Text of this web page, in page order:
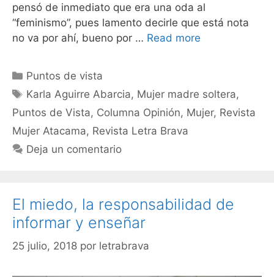
pensó de inmediato que era una oda al
“feminismo”, pues lamento decirle que está nota
no va por ahí, bueno por … Read more
Puntos de vista
Karla Aguirre Abarcia, Mujer madre soltera,
Puntos de Vista, Columna Opinión, Mujer, Revista
Mujer Atacama, Revista Letra Brava
Deja un comentario
El miedo, la responsabilidad de
informar y enseñar
25 julio, 2018 por letrabrava